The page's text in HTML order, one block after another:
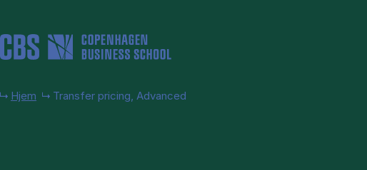
Hjem Transfer pricing, Advanced